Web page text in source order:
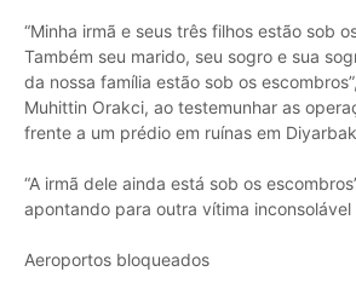
“Minha irmã e seus três filhos estão sob
Também seu marido, seu sogro e sua
da nossa família estão sob os
Muhittin Orakci, ao testemunhar as
frente a um prédio em ruínas em
“A irmã dele ainda está sob os
apontando para outra vítima
Aeroportos bloqueados